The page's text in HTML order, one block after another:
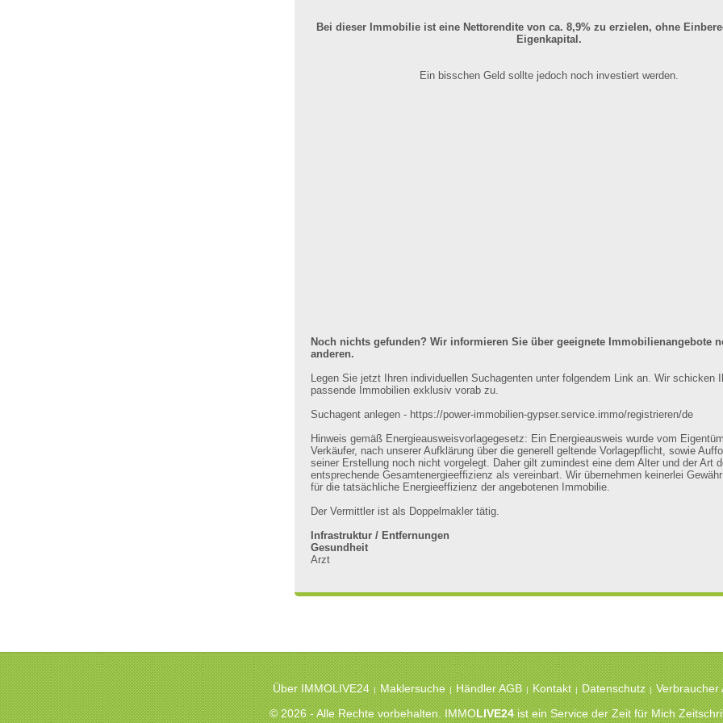
Bei dieser Immobilie ist eine Nettorendite von ca. 8,9% zu erzielen, ohne
Eigenkapital.
Ein bisschen Geld sollte jedoch noch investiert werden.
Noch nichts gefunden? Wir informieren Sie über geeignete Immobilienangebote
anderen.
Legen Sie jetzt Ihren individuellen Suchagenten unter folgendem Link an. Wir schicken
passende Immobilien exklusiv vorab zu.
Suchagent anlegen - https://power-immobilien-gypser.service.immo/registrieren/de
Hinweis gemäß Energieausweisvorlagegesetz: Ein Energieausweis wurde vom
Verkäufer, nach unserer Aufklärung über die generell geltende Vorlagepflicht, sowie
seiner Erstellung noch nicht vorgelegt. Daher gilt zumindest eine dem Alter und der Art
entsprechende Gesamtenergieeffizienz als vereinbart. Wir übernehmen keinerlei
für die tatsächliche Energieeffizienz der angebotenen Immobilie.
Der Vermittler ist als Doppelmakler tätig.
Infrastruktur / Entfernungen
Gesundheit
Arzt
Über IMMOLIVE24 | Maklersuche | Händler AGB | Kontakt | Datenschutz | Verbraucher
© 2026 - Alle Rechte vorbehalten. IMMOLIVE24ist ein Service der Zeit für Mich